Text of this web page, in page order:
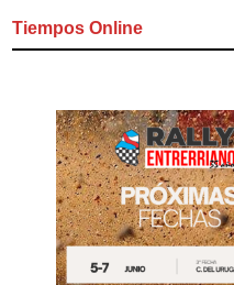
Tiempos Online